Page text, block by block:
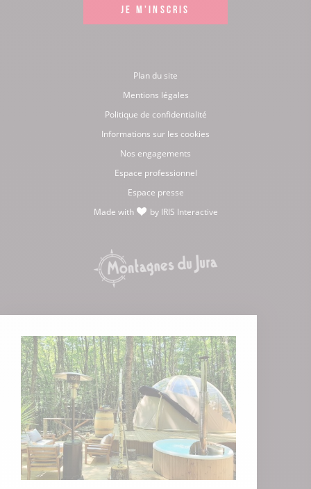
JE M'INSCRIS
Plan du site
Mentions légales
Politique de confidentialité
Informations sur les cookies
Nos engagements
Espace professionnel
Espace presse
Made with
by IRIS Interactive